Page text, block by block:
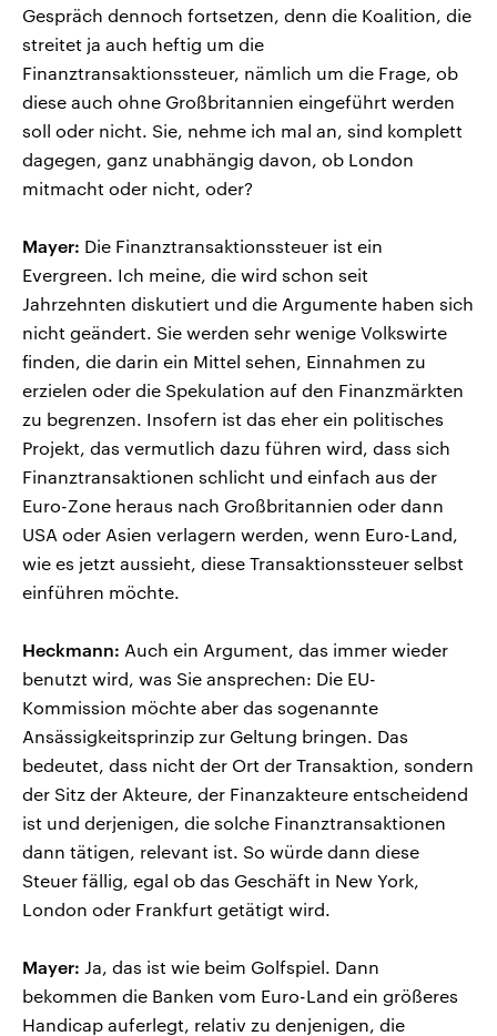
Gespräch dennoch fortsetzen, denn die Koalition, die
streitet ja auch heftig um die
Finanztransaktionssteuer, nämlich um die Frage, ob
diese auch ohne Großbritannien eingeführt werden
soll oder nicht. Sie, nehme ich mal an, sind komplett
dagegen, ganz unabhängig davon, ob London
mitmacht oder nicht, oder?
Mayer: Die Finanztransaktionssteuer ist ein
Evergreen. Ich meine, die wird schon seit
Jahrzehnten diskutiert und die Argumente haben sich
nicht geändert. Sie werden sehr wenige Volkswirte
finden, die darin ein Mittel sehen, Einnahmen zu
erzielen oder die Spekulation auf den Finanzmärkten
zu begrenzen. Insofern ist das eher ein politisches
Projekt, das vermutlich dazu führen wird, dass sich
Finanztransaktionen schlicht und einfach aus der
Euro-Zone heraus nach Großbritannien oder dann
USA oder Asien verlagern werden, wenn Euro-Land,
wie es jetzt aussieht, diese Transaktionssteuer selbst
einführen möchte.
Heckmann: Auch ein Argument, das immer wieder
benutzt wird, was Sie ansprechen: Die EU-
Kommission möchte aber das sogenannte
Ansässigkeitsprinzip zur Geltung bringen. Das
bedeutet, dass nicht der Ort der Transaktion, sondern
der Sitz der Akteure, der Finanzakteure entscheidend
ist und derjenigen, die solche Finanztransaktionen
dann tätigen, relevant ist. So würde dann diese
Steuer fällig, egal ob das Geschäft in New York,
London oder Frankfurt getätigt wird.
Mayer: Ja, das ist wie beim Golfspiel. Dann
bekommen die Banken vom Euro-Land ein größeres
Handicap auferlegt, relativ zu denjenigen, die